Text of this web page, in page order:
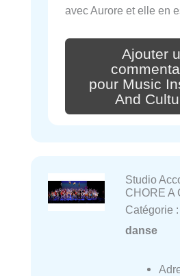
avec Aurore et elle en
Ajouter
pour Music
And
Studio
CHORE A
Catégorie :
danse